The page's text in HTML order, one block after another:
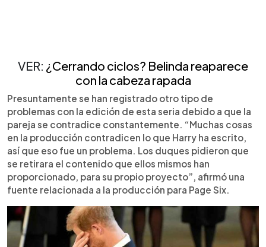
VER: ¿Cerrando ciclos? Belinda reaparece
con la cabeza rapada
Presuntamente se han registrado otro tipo de
problemas con la edición de esta seria debido a que la
pareja se contradice constantemente. “Muchas cosas
en la producción contradicen lo que Harry ha escrito,
así que eso fue un problema. Los duques pidieron que
se retirara el contenido que ellos mismos han
proporcionado, para su propio proyecto”, afirmó una
fuente relacionada a la producción para Page Six.